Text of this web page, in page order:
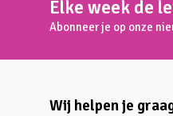
Elke week de
Abonneer je op onze
Wij helpen je